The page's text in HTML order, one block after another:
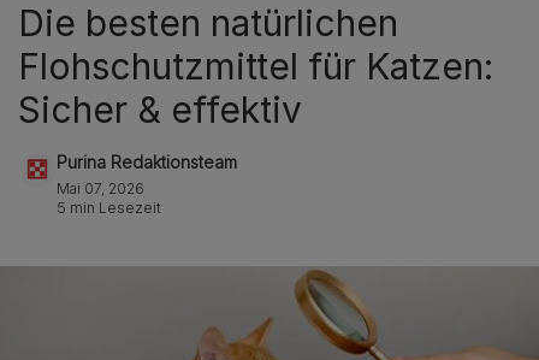
Die besten natürlichen
Flohschutzmittel für Katzen:
Sicher & effektiv
Purina Redaktionsteam
Mai 07, 2026
5 min Lesezeit